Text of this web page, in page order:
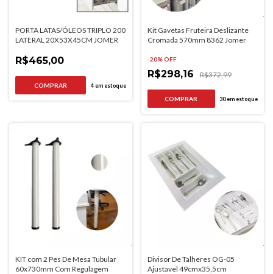
PORTA LATAS/ÓLEOS TRIPLO 200
LATERAL 20X53X45CM JOMER
R$465,00
4em estoque
Kit Gavetas Fruteira Deslizante
Cromada 570mm 8362 Jomer
-20% OFF
R$298,16 R$372,99
COMPRAR 30em estoque
KIT com 2 Pes De Mesa Tubular
60x730mm Com Regulagem
Divisor De Talheres OG-05
Ajustavel 49cmx35,5cm